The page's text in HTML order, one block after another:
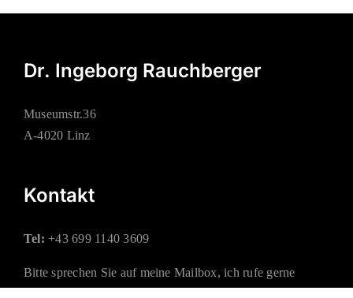
Dr. Ingeborg Rauchberger
Museumstr.36
A-4020 Linz
Kontakt
Tel: +43 699 1140 3609
Bitte sprechen Sie auf meine Mailbox, ich rufe gerne